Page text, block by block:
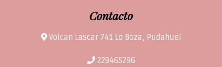
Contacto
Volcan Lascar 741 Lo Boza, Pudahuel
229465296